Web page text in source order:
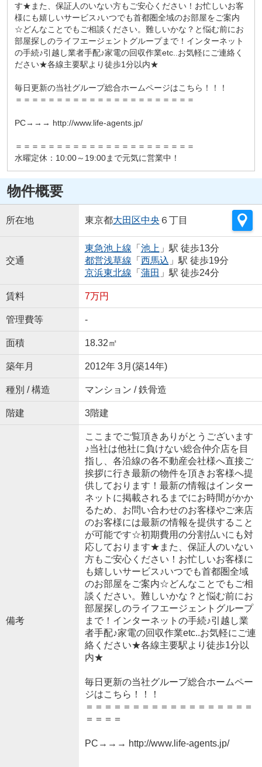
す★また、保証人のいない方もご安心ください！お忙しいお客
様にも嬉しいサービス♪いつでも首都圏全域のお部屋をご案内
☆どんなことでもご相談ください。難しいかな？と悩む前にお
部屋探しのライフエージェントグループまで！インターネット
の手続♪引越し業者手配♪家電の回収作業etc..お気軽にご連絡く
ださい★各線主要駅より徒歩1分以内★
毎日更新の当社グループ総合ホームページはこちら！！！
＝＝＝＝＝＝＝＝＝＝＝＝＝＝＝＝＝＝＝＝＝＝
PC→→→ http://www.life-agents.jp/
＝＝＝＝＝＝＝＝＝＝＝＝＝＝＝＝＝＝＝＝＝＝
水曜定休：10:00～19:00まで元気に営業中！
物件概要
所在地 東京都大田区中央 ６丁目
交通
東急池上線 「 池上 」駅 徒歩13分
都営浅草線 「 西馬込 」駅 徒歩19分
京浜東北線 「 蒲田 」駅 徒歩24分
賃料 7万円
管理費等 -
面積 18.32㎡
築年月 2012年 3月(築14年)
種別 / 構造 マンション / 鉄骨造
階建 3階建
備考
ここまでご覧頂きありがとうございます
♪当社は他社に負けない総合仲介店を目
指し、各沿線の各不動産会社様へ直接ご
挨拶に行き最新の物件を頂きお客様へ提
供しております！最新の情報はインター
ネットに掲載されるまでにお時間がかか
るため、お問い合わせのお客様やご来店
のお客様には最新の情報を提供すること
が可能です☆初期費用の分割払いにも対
応しております★また、保証人のいない
方もご安心ください！お忙しいお客様に
も嬉しいサービス♪いつでも首都圏全域
のお部屋をご案内☆どんなことでもご相
談ください。難しいかな？と悩む前にお
部屋探しのライフエージェントグループ
まで！インターネットの手続♪引越し業
者手配♪家電の回収作業etc..お気軽にご連
絡ください★各線主要駅より徒歩1分以
内★
毎日更新の当社グループ総合ホームペー
ジはこちら！！！
＝＝＝＝＝＝＝＝＝＝＝＝＝＝＝＝＝＝
＝＝＝＝
PC→→→ http://www.life-agents.jp/